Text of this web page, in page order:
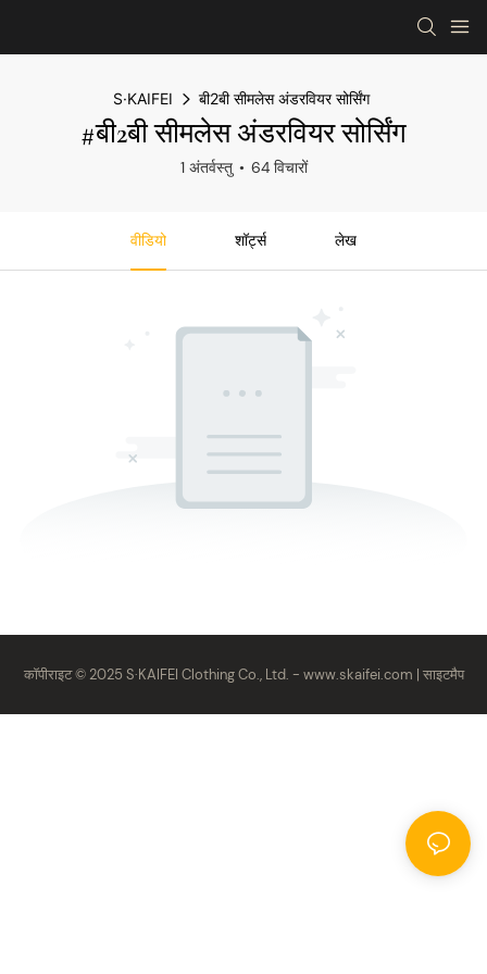
S·KAIFEI बी2बी सीमलेस अंडरवियर सोर्सिंग
#बी2बी सीमलेस अंडरवियर सोर्सिंग
1 अंतर्वस्तु 64 विचारों
वीडियो शॉर्ट्स लेख
कॉपीराइट © 2025 S·KAIFEI Clothing Co., Ltd. - www.skaifei.com | साइटमैप